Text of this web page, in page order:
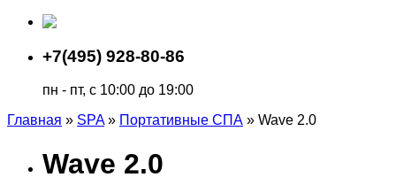
+7(495) 928-80-86
пн - пт, с 10:00 до 19:00
Главная » SPA» Портативные СПА » Wave 2.0
Wave 2.0